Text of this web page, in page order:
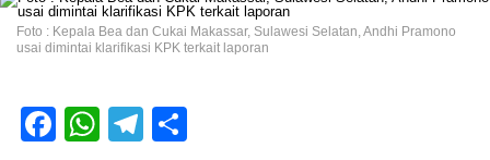
Foto : Kepala Bea dan Cukai Makassar, Sulawesi Selatan, Andhi Pramono
usai dimintai klarifikasi KPK terkait laporan
Facebook
WhatsApp
Telegram